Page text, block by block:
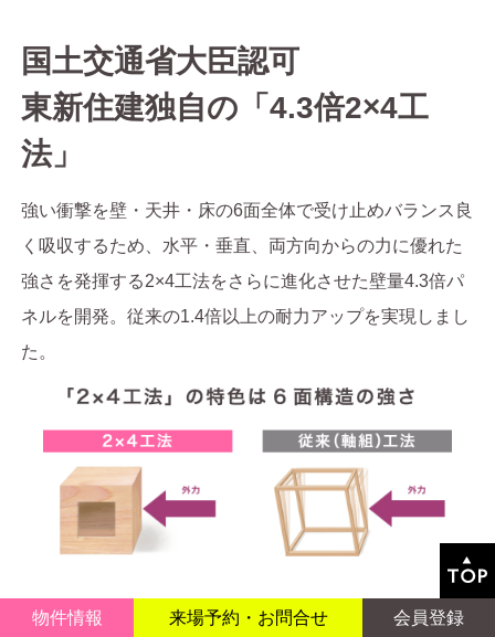
物件情報 来場予約 ・ お問合せ 会員登録
国土交通省大臣認可
東新住建独自の「4.3倍2×4工
法」
強い衝撃を壁・天井・床の6面全体で受け止めバランス良
く吸収するため、水平・垂直、両方向からの力に優れた
強さを発揮する2×4工法をさらに進化させた壁量4.3倍パ
ネルを開発。 従来の1.4倍以上の耐力アップを実現しまし
た。